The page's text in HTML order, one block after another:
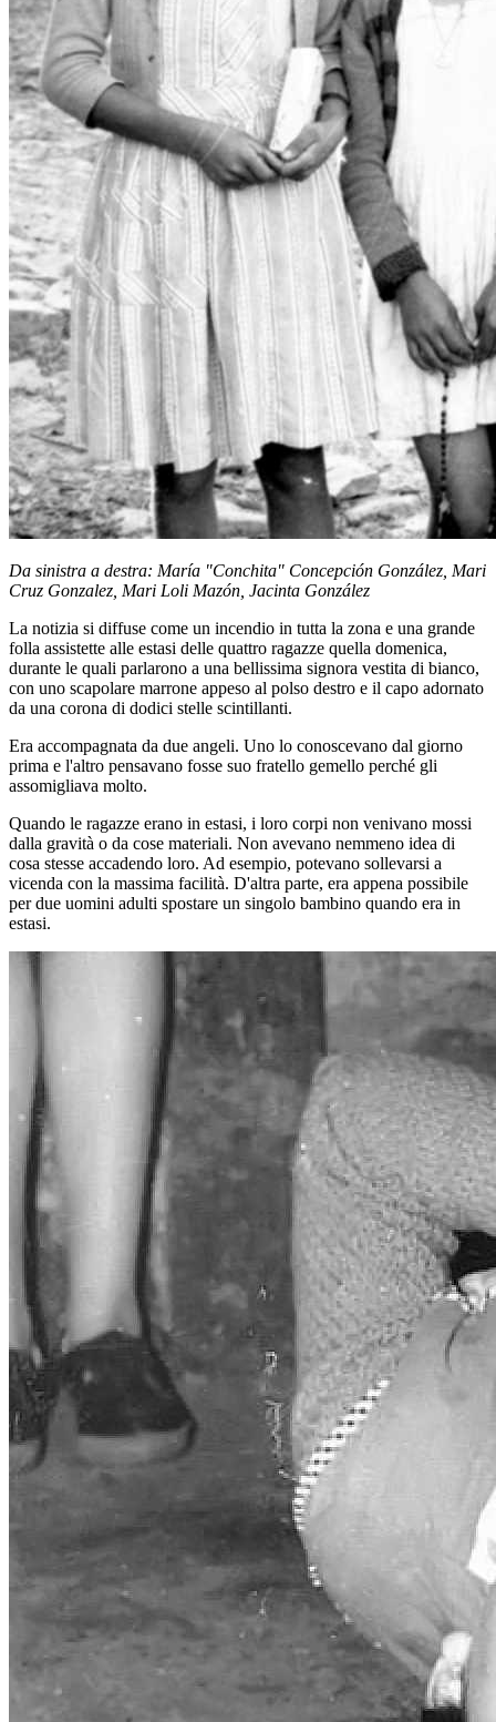
Da sinistra a destra: María "Conchita" Concepción González, Mari
Cruz Gonzalez, Mari Loli Mazón, Jacinta González
La notizia si diffuse come un incendio in tutta la zona e una grande
folla assistette alle estasi delle quattro ragazze quella domenica,
durante le quali parlarono a una bellissima signora vestita di bianco,
con uno scapolare marrone appeso al polso destro e il capo adornato
da una corona di dodici stelle scintillanti.
Era accompagnata da due angeli. Uno lo conoscevano dal giorno
prima e l'altro pensavano fosse suo fratello gemello perché gli
assomigliava molto.
Quando le ragazze erano in estasi, i loro corpi non venivano mossi
dalla gravità o da cose materiali. Non avevano nemmeno idea di
cosa stesse accadendo loro. Ad esempio, potevano sollevarsi a
vicenda con la massima facilità. D'altra parte, era appena possibile
per due uomini adulti spostare un singolo bambino quando era in
estasi.